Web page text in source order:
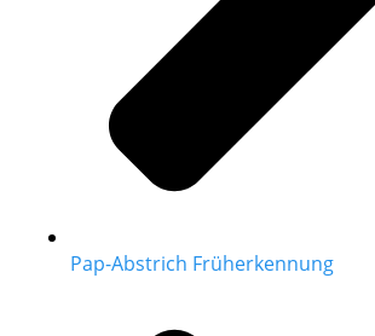
Pap-Abstrich Früherkennung